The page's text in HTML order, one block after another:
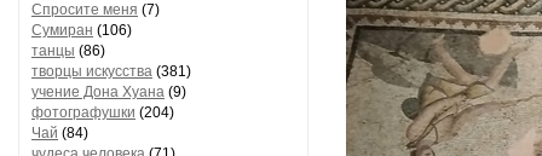
Спросите меня (7)
Сумиран (106)
танцы (86)
творцы искусства (381)
учение Дона Хуана (9)
фотографушки (204)
Чай (84)